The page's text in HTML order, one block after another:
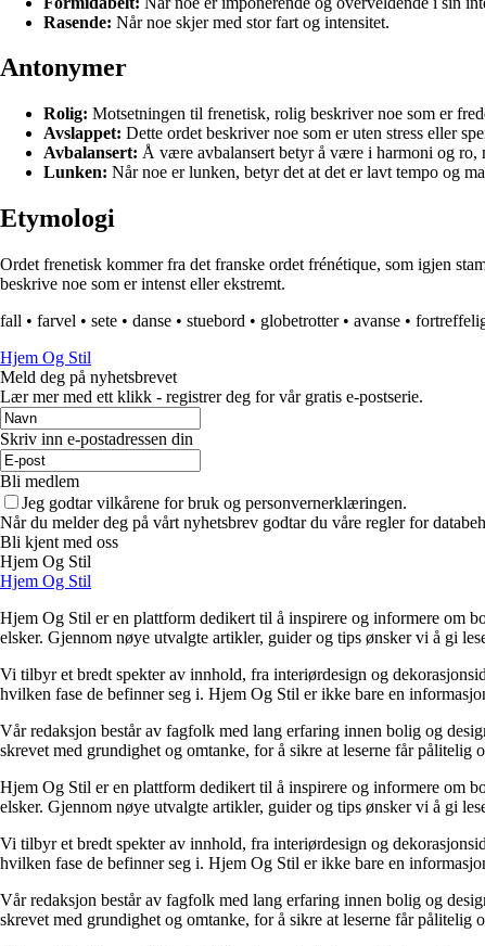
Rasende: Når noe skjer med stor fart og intensitet.
Antonymer
Rolig: Motsetningen til frenetisk, rolig beskriver noe som er
Avslappet: Dette ordet beskriver noe som er uten stress eller
Avbalansert: Å være avbalansert betyr å være i harmoni og ro,
Lunken: Når noe er lunken, betyr det at det er lavt tempo og
Etymologi
Ordet frenetisk kommer fra det franske ordet frénétique, som igjen
beskrive noe som er intenst eller ekstremt.
fall • farvel • sete • danse • stuebord • globetrotter• avanse •
Hjem Og Stil
Meld deg på nyhetsbrevet
Lær mer med ett klikk - registrer deg for vår gratis e-postserie.
Skriv inn e-postadressen din
Bli medlem
Jeg godtar vilkårene for bruk og personvernerklæringen.
Når du melder deg på vårt nyhetsbrev godtar du våre regler for
Bli kjent med oss
Hjem Og Stil
Hjem Og Stil
Hjem Og Stil er en plattform dedikert til å inspirere og informere om
elsker. Gjennom nøye utvalgte artikler, guider og tips ønsker vi å gi
Vi tilbyr et bredt spekter av innhold, fra interiørdesign og
hvilken fase de befinner seg i. Hjem Og Stil er ikke bare en
Vår redaksjon består av fagfolk med lang erfaring innen bolig og
skrevet med grundighet og omtanke, for å sikre at leserne får pålitelig
Hjem Og Stil er en plattform dedikert til å inspirere og informere om
elsker. Gjennom nøye utvalgte artikler, guider og tips ønsker vi å gi
Vi tilbyr et bredt spekter av innhold, fra interiørdesign og
hvilken fase de befinner seg i. Hjem Og Stil er ikke bare en
Vår redaksjon består av fagfolk med lang erfaring innen bolig og
skrevet med grundighet og omtanke, for å sikre at leserne får pålitelig